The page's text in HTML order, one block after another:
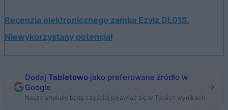
Recenzja elektronicznego zamka Ezviz DL01S.
Niewykorzystany potencjał
Dodaj Tabletowo jako preferowane źródło w
Google
Nasze artykuły będą częściej pojawiać się w Twoich wynikach